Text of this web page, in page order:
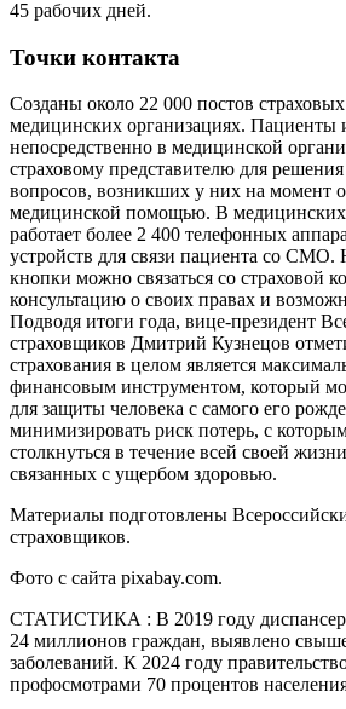
45 рабочих дней.
Точки контакта
Созданы около 22 000 постов
медицинских организациях. Пациенты
непосредственно в медицинской
страховому представителю для
вопросов, возникших у них на момент
медицинской помощью. В медицинских
работает более 2 400 телефонных
устройств для связи пациента со СМО.
кнопки можно связаться со страховой
консультацию о своих правах и
Подводя итоги года, вице-президент
страховщиков Дмитрий Кузнецов
страхования в целом является
финансовым инструментом, который
для защиты человека с самого его
минимизировать риск потерь, с
столкнуться в течение всей своей
связанных с ущербом здоровью.
Материалы подготовлены
страховщиков.
Фото с сайта pixabay.com.
СТАТИСТИКА : В 2019 году
24 миллионов граждан, выявлено
заболеваний. К 2024 году
профосмотрами 70 процентов